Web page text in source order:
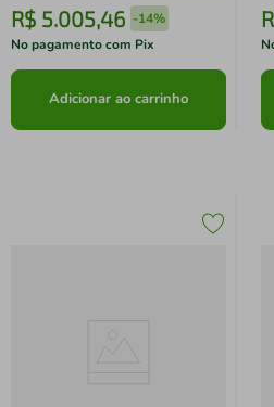
R$ 5.005,46 -14%
No pagamento com Pix
Adicionar ao carrinho